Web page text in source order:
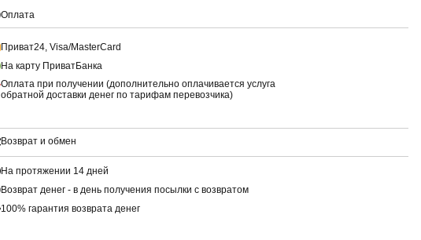
Оплата
Приват24, Visa/MasterCard
На карту ПриватБанка
Оплата при получении (дополнительно оплачивается услуга
обратной доставки денег по тарифам перевозчика)
Возврат и обмен
На протяжении 14 дней
Возврат денег - в день получения посылки с возвратом
100% гарантия возврата денег